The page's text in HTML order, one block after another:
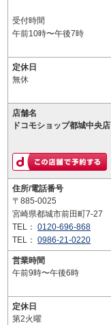
受付時間
午前10時〜午後7時
定休日
無休
店舗名
ドコモショップ都城中央店
住所/電話番号
〒885-0025
宮崎県都城市前田町7-27
TEL： 0120-696-868
TEL： 0986-21-0220
営業時間
午前9時〜午後6時
定休日
第2火曜